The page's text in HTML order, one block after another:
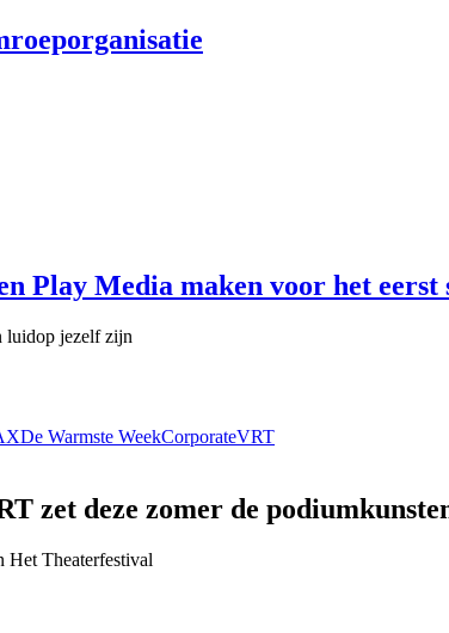
Play Media maken voor het
luidop jezelf zijn
De Warmste WeekCorporateVRT
zet deze zomer de
Het Theaterfestival